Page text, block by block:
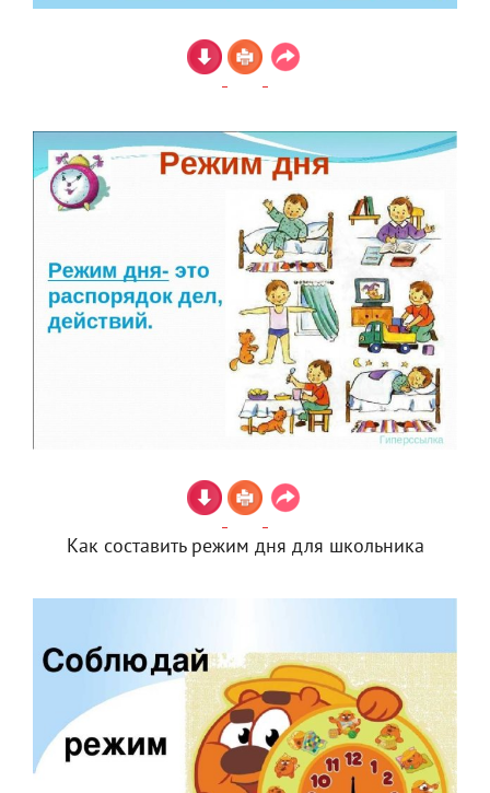
Как составить режим дня для школьника